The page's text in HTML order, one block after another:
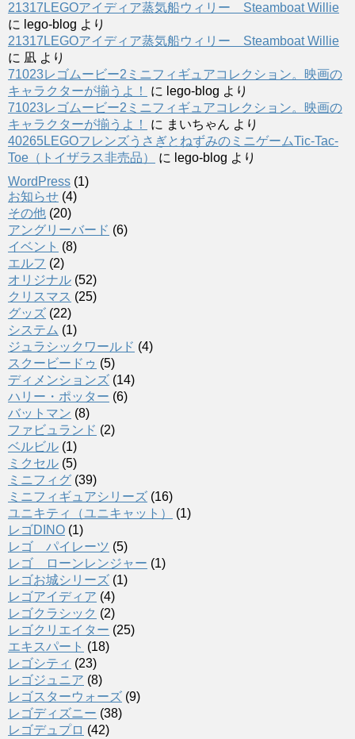
21317LEGOアイディア蒸気船ウィリー Steamboat Willie
に lego-blog より
21317LEGOアイディア蒸気船ウィリー Steamboat Willie
に 凪 より
71023レゴムービー2ミニフィギュアコレクション。映画の
キャラクターが揃うよ！
に lego-blog より
71023レゴムービー2ミニフィギュアコレクション。映画の
キャラクターが揃うよ！
に まいちゃん より
40265LEGOフレンズうさぎとねずみのミニゲームTic-Tac-
Toe（トイザラス非売品）
に lego-blog より
WordPress (1)
お知らせ (4)
その他 (20)
アングリーバード (6)
イベント (8)
エルフ (2)
オリジナル (52)
クリスマス (25)
グッズ (22)
システム (1)
ジュラシックワールド (4)
スクービードゥ (5)
ディメンションズ (14)
ハリー・ポッター (6)
バットマン (8)
ファビュランド (2)
ベルビル (1)
ミクセル (5)
ミニフィグ (39)
ミニフィギュアシリーズ (16)
ユニキティ（ユニキャット）
(1)
レゴDINO (1)
レゴ パイレーツ (5)
レゴ ローンレンジャー (1)
レゴお城シリーズ (1)
レゴアイディア (4)
レゴクラシック (2)
レゴクリエイター (25)
エキスパート (18)
レゴシティ (23)
レゴジュニア (8)
レゴスターウォーズ (9)
レゴディズニー (38)
レゴデュプロ (42)